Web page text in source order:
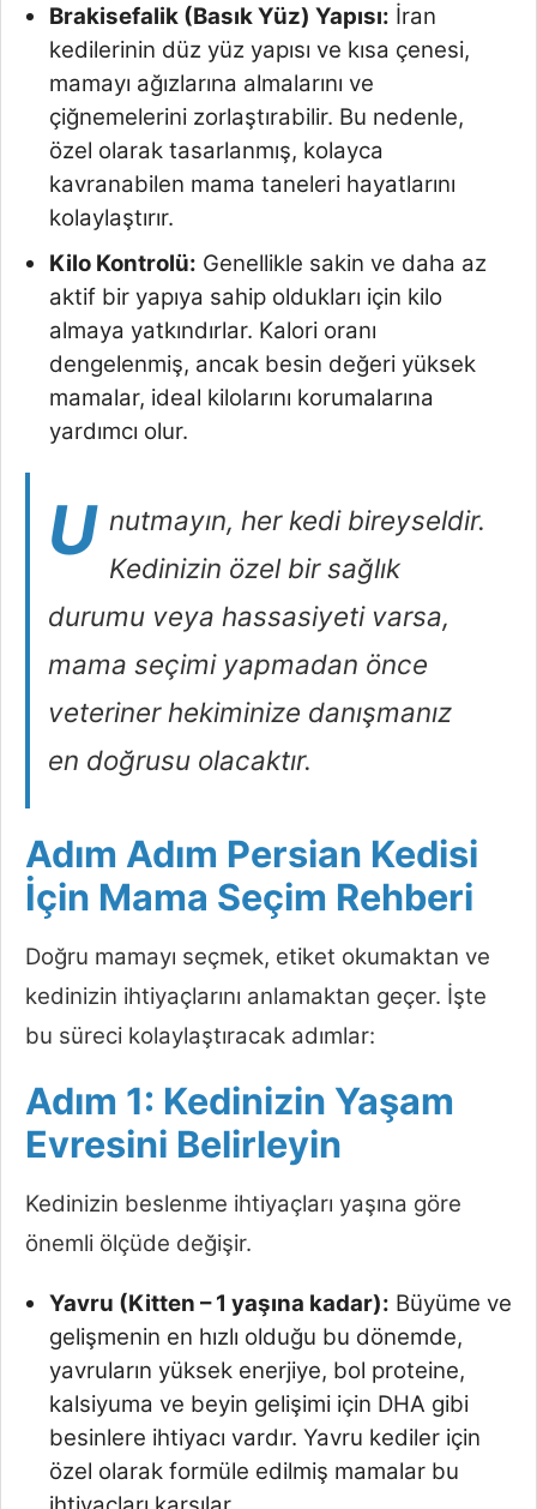
Brakisefalik (Basık Yüz) Yapısı: İran
kedilerinin düz yüz yapısı ve kısa çenesi,
mamayı ağızlarına almalarını ve
çiğnemelerini zorlaştırabilir. Bu nedenle,
özel olarak tasarlanmış, kolayca
kavranabilen mama taneleri hayatlarını
kolaylaştırır.
Kilo Kontrolü: Genellikle sakin ve daha az
aktif bir yapıya sahip oldukları için kilo
almaya yatkındırlar. Kalori oranı
dengelenmiş, ancak besin değeri yüksek
mamalar, ideal kilolarını korumalarına
yardımcı olur.
U nutmayın, her kedi bireyseldir.
Kedinizin özel bir sağlık
durumu veya hassasiyeti varsa,
mama seçimi yapmadan önce
veteriner hekiminize danışmanız
en doğrusu olacaktır.
Adım Adım Persian Kedisi
İçin Mama Seçim Rehberi
Doğru mamayı seçmek, etiket okumaktan ve
kedinizin ihtiyaçlarını anlamaktan geçer. İşte
bu süreci kolaylaştıracak adımlar:
Adım 1: Kedinizin Yaşam
Evresini Belirleyin
Kedinizin beslenme ihtiyaçları yaşına göre
önemli ölçüde değişir.
Yavru (Kitten – 1 yaşına kadar): Büyüme ve
gelişmenin en hızlı olduğu bu dönemde,
yavruların yüksek enerjiye, bol proteine,
kalsiyuma ve beyin gelişimi için DHA gibi
besinlere ihtiyacı vardır. Yavru kediler için
özel olarak formüle edilmiş mamalar bu